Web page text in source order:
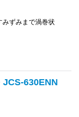
ずみまで渦巻状
630ENN